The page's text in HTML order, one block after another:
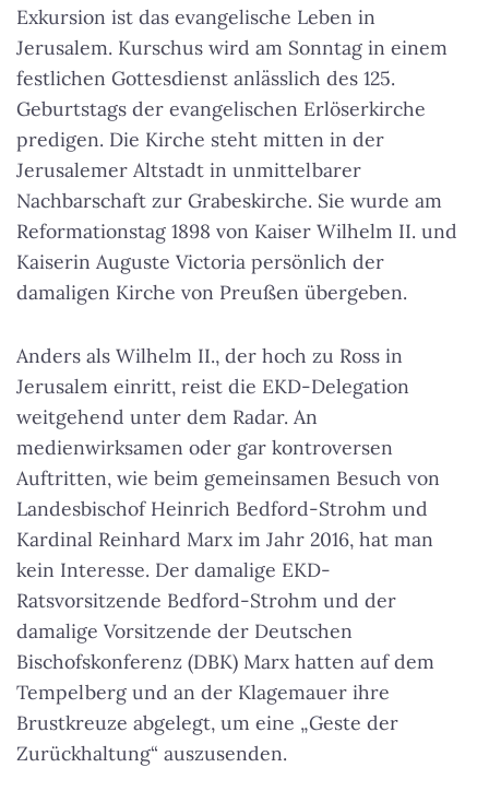
Exkursion ist das evangelische Leben in
Jerusalem. Kurschus wird am Sonntag in einem
festlichen Gottesdienst anlässlich des 125.
Geburtstags der evangelischen Erlöserkirche
predigen. Die Kirche steht mitten in der
Jerusalemer Altstadt in unmittelbarer
Nachbarschaft zur Grabeskirche. Sie wurde am
Reformationstag 1898 von Kaiser Wilhelm II. und
Kaiserin Auguste Victoria persönlich der
damaligen Kirche von Preußen übergeben.
Anders als Wilhelm II., der hoch zu Ross in
Jerusalem einritt, reist die EKD-Delegation
weitgehend unter dem Radar. An
medienwirksamen oder gar kontroversen
Auftritten, wie beim gemeinsamen Besuch von
Landesbischof Heinrich Bedford-Strohm und
Kardinal Reinhard Marx im Jahr 2016, hat man
kein Interesse. Der damalige EKD-
Ratsvorsitzende Bedford-Strohm und der
damalige Vorsitzende der Deutschen
Bischofskonferenz (DBK) Marx hatten auf dem
Tempelberg und an der Klagemauer ihre
Brustkreuze abgelegt, um eine „Geste der
Zurückhaltung“ auszusenden.